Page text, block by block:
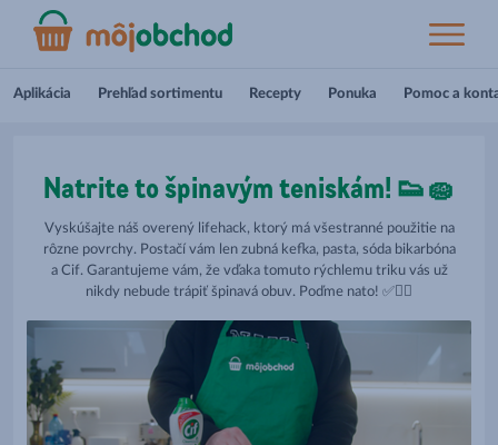
Aplikácia Prehľad sortimentu Recepty Ponuka Pomoc a
Natrite to špinavým teniskám! 👟🧽
Vyskúšajte náš overený lifehack, ktorý má všestranné použitie na
rôzne povrchy. Postačí vám len zubná kefka, pasta, sóda bikarbóna
a Cif. Garantujeme vám, že vďaka tomuto rýchlemu triku vás už
nikdy nebude trápiť špinavá obuv. Poďme nato! ✅👌🏻